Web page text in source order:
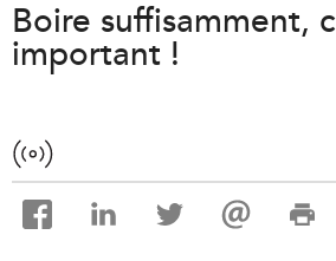
Boire suffisamment,
important !